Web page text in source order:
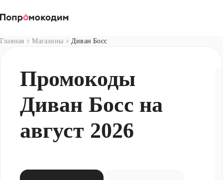
Главная Магазины Диван Босс
Промокоды
Диван Босс на
август 2026